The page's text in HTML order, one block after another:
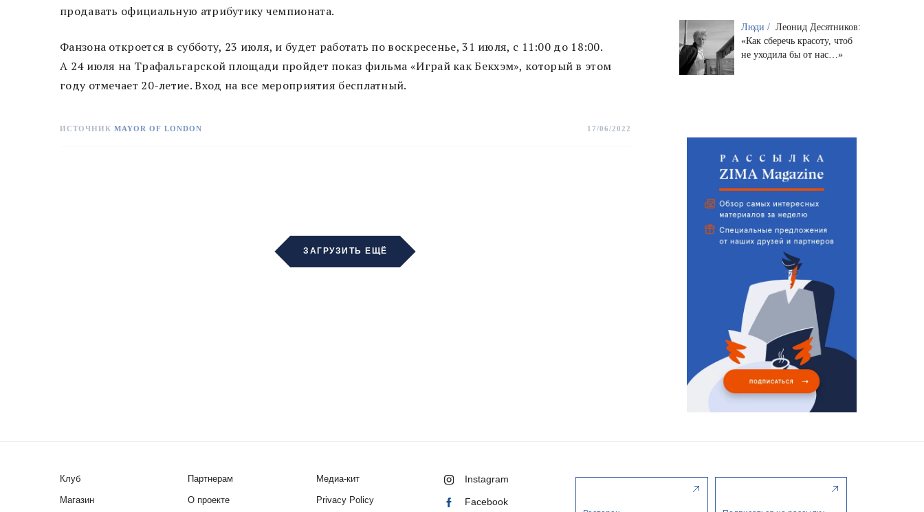
продавать официальную атрибутику чемпионата.
Фанзона откроется в субботу, 23 июля, и будет работать по воскресенье, 31 июля, с 11:00 до 18:00.
А 24 июля на Трафальгарской площади пройдет показ фильма «Играй как Бекхэм», который в этом
году отмечает 20-летие. Вход на все мероприятия бесплатный.
ИСТОЧНИК MAYOR OF LONDON 17/06/2022
ЗАГРУЗИТЬ ЕЩЁ
Люди / Леонид Десятников:
«Как сберечь красоту, чтоб
не уходила бы от нас…»
Клуб
Магазин
Партнерам
О проекте
Медиа-кит
Privacy Policy
Instagram
Facebook